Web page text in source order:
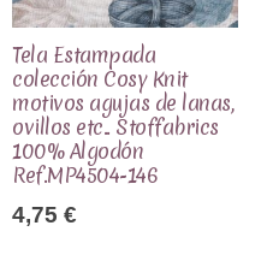
Tela Estampada
colección Cosy Knit
motivos agujas de lanas,
ovillos etc.. Stoffabrics
100% Algodón
Ref.MP4504-146
4,75 €